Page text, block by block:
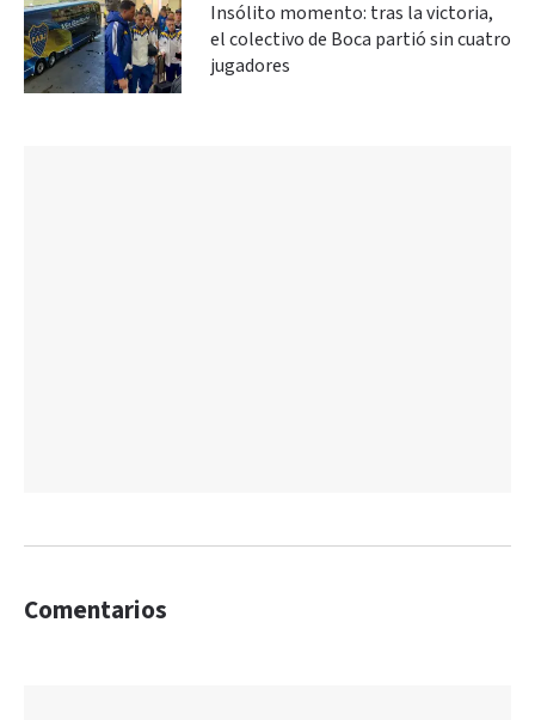
Insólito momento: tras la victoria,
el colectivo de Boca partió sin cuatro
jugadores
Comentarios